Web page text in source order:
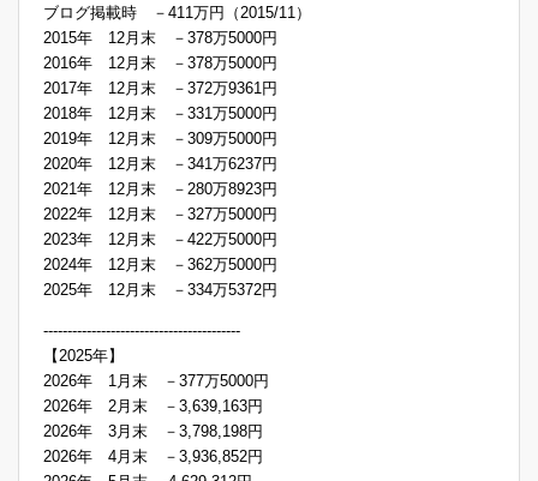
ブログ掲載時 －411万円（2015/11）
2015年 12月末 －378万5000円
2016年 12月末 －378万5000円
2017年 12月末 －372万9361円
2018年 12月末 －331万5000円
2019年 12月末 －309万5000円
2020年 12月末 －341万6237円
2021年 12月末 －280万8923円
2022年 12月末 －327万5000円
2023年 12月末 －422万5000円
2024年 12月末 －362万5000円
2025年 12月末 －334万5372円
-----------------------------------------
【2025年】
2026年 1月末 －377万5000円
2026年 2月末 －3,639,163円
2026年 3月末 －3,798,198円
2026年 4月末 －3,936,852円